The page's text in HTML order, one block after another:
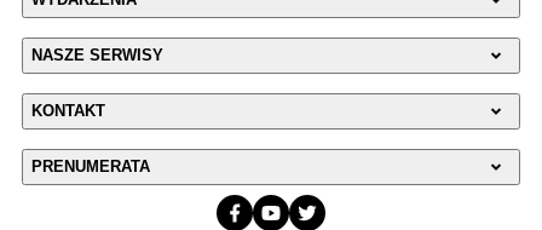
NASZE SERWISY
KONTAKT
PRENUMERATA